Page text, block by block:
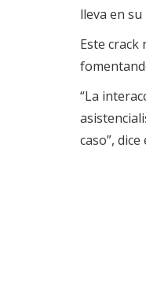
lleva en
Este crack
“La
caso”,